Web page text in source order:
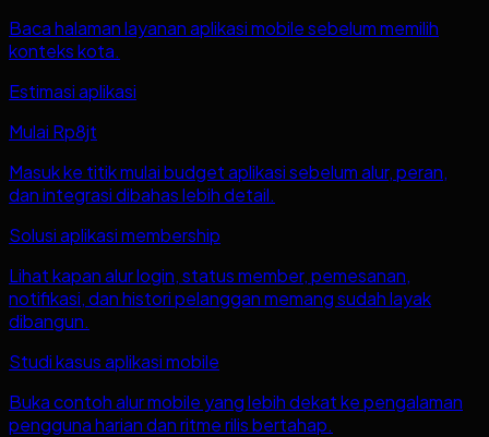
Baca halaman layanan aplikasi mobile sebelum memilih
konteks kota.
Estimasi aplikasi
Mulai Rp8jt
Masuk ke titik mulai budget aplikasi sebelum alur, peran,
dan integrasi dibahas lebih detail.
Solusi aplikasi membership
Lihat kapan alur login, status member, pemesanan,
notifikasi, dan histori pelanggan memang sudah layak
dibangun.
Studi kasus aplikasi mobile
Buka contoh alur mobile yang lebih dekat ke pengalaman
pengguna harian dan ritme rilis bertahap.